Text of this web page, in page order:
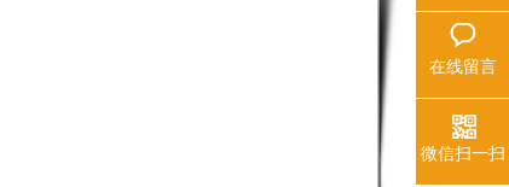
在线留言
微信扫一扫